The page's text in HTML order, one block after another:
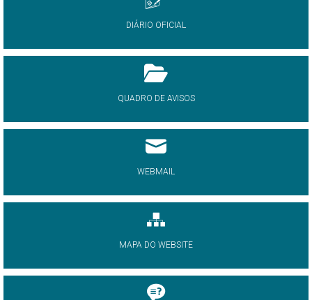
DIÁRIO OFICIAL
QUADRO DE AVISOS
WEBMAIL
MAPA DO WEBSITE